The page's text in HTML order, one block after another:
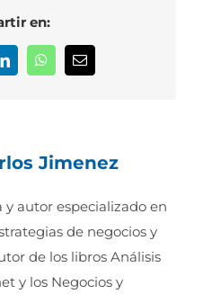
en:
LinkedInWhatsAppCorreo
electrónico
Jimenez
y autor especializado en
de negocios y
de los libros Análisis
y los Negocios y